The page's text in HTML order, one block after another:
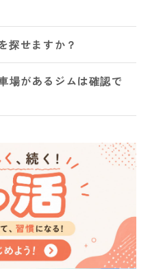
探せますか？
場があるジムは確認で